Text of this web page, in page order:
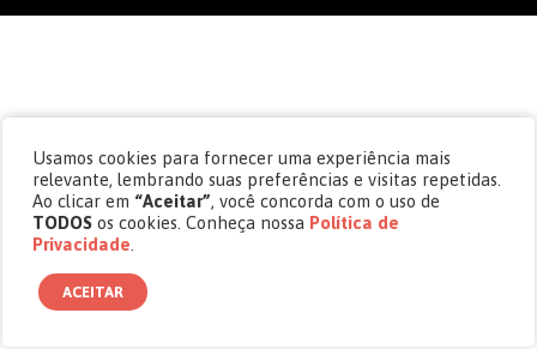
Usamos cookies para fornecer uma experiência mais
relevante, lembrando suas preferências e visitas repetidas.
Ao clicar em “Aceitar”, você concorda com o uso de
TODOS os cookies. Conheça nossa Política de
Privacidade
ACEITAR